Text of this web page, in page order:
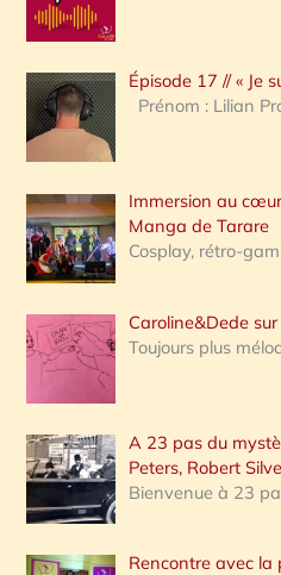
r
c
h
e
:
Épisode 17 // « Je
Prénom : Lilian
Immersion au
Manga de Tarare
Cosplay, rétro-
Caroline&Dede
Toujours plus
A 23 pas du
Peters, Robert
Bienvenue à 23
Rencontre avec la